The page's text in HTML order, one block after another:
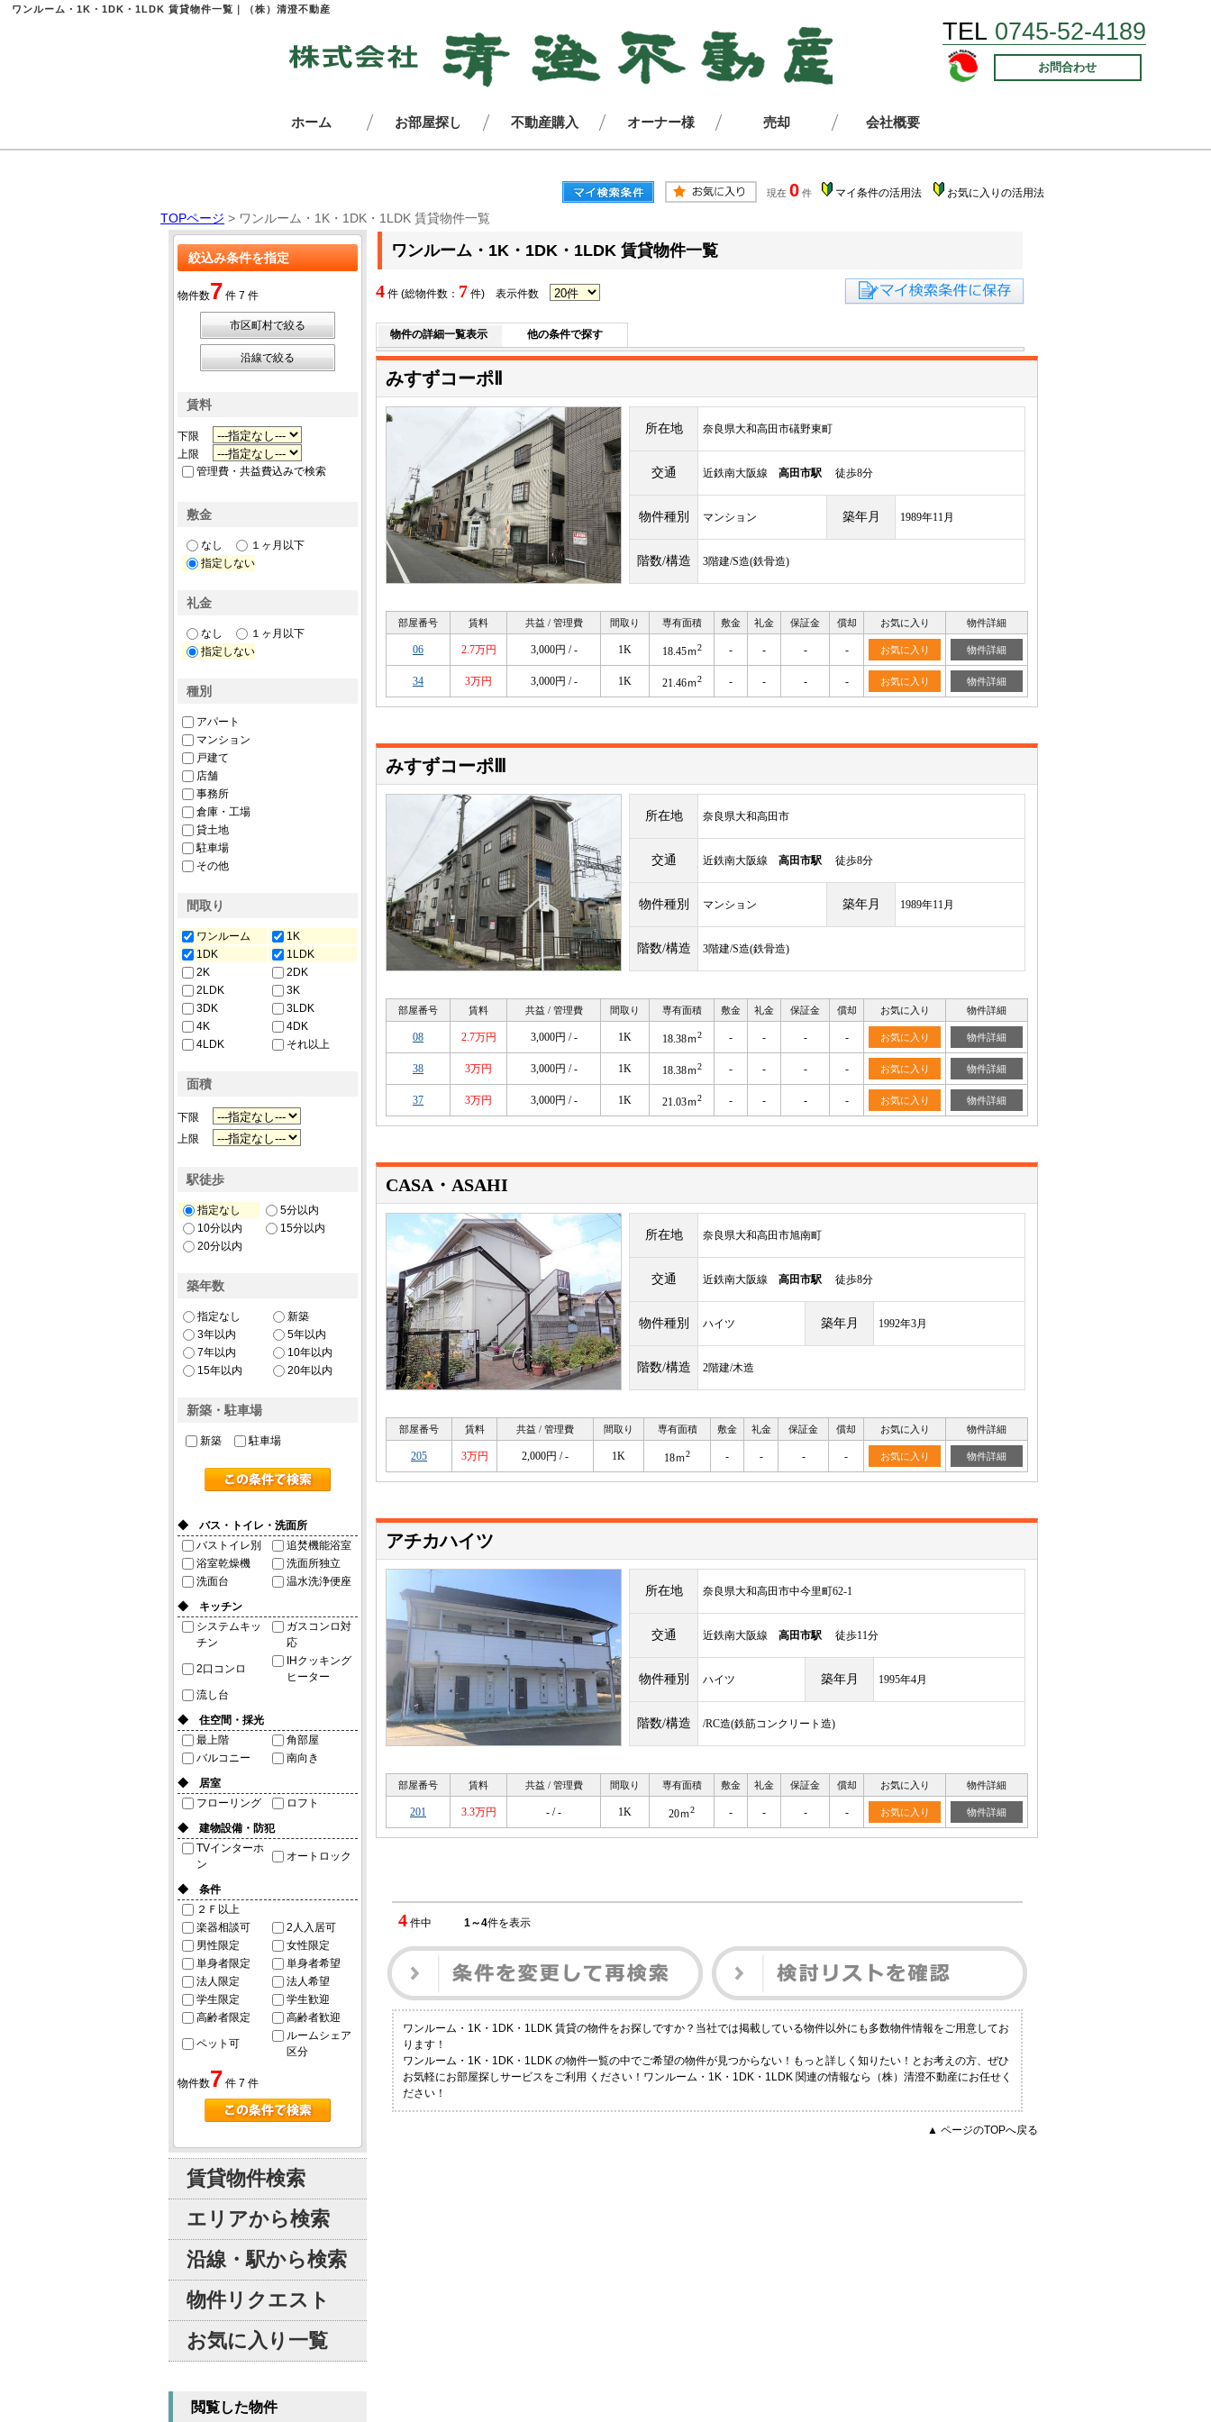
ワンルーム・1K・1DK・1LDK 賃貸物件一覧｜（株）清澄不動産
TEL 0745-52-4189
お問合わせ
ホーム お部屋探し 不動産購入 オーナー様 売却 会社概要
現在 0 件 マイ条件の活用法 お気に入りの活用法
TOPページ > ワンルーム・1K・1DK・1LDK 賃貸物件一覧
ワンルーム・1K・1DK・1LDK 賃貸物件一覧
4 件 (総物件数： 7 件) 表示件数
物件の詳細一覧表示 他の条件で探す
みすずコーポⅡ
所在地 奈良県大和高田市礒野東町
交通 近鉄南大阪線 高田市駅 徒歩8分
物件種別 マンション 築年月 1989年11月
階数/構造 3階建/S造(鉄骨造)
部屋番号 賃料 共益 / 管理費 間取り 専有面積 敷金 礼金 保証金 償却 お気に入り 物件詳細
06 2.7万円 3,000円 / - 1K 18.45ｍ2 - - - - お気に入り 物件詳細
34 3万円 3,000円 / - 1K 21.46ｍ2 - - - - お気に入り 物件詳細
みすずコーポⅢ
所在地 奈良県大和高田市
交通 近鉄南大阪線 高田市駅 徒歩8分
物件種別 マンション 築年月 1989年11月
階数/構造 3階建/S造(鉄骨造)
部屋番号 賃料 共益 / 管理費 間取り 専有面積 敷金 礼金 保証金 償却 お気に入り 物件詳細
08 2.7万円 3,000円 / - 1K 18.38ｍ2 - - - - お気に入り 物件詳細
38 3万円 3,000円 / - 1K 18.38ｍ2 - - - - お気に入り 物件詳細
37 3万円 3,000円 / - 1K 21.03ｍ2 - - - - お気に入り 物件詳細
CASA・ASAHI
所在地 奈良県大和高田市旭南町
交通 近鉄南大阪線 高田市駅 徒歩8分
物件種別 ハイツ 築年月 1992年3月
階数/構造 2階建/木造
部屋番号 賃料 共益 / 管理費 間取り 専有面積 敷金 礼金 保証金 償却 お気に入り 物件詳細
205 3万円 2,000円 / - 1K 18ｍ2 - - - - お気に入り 物件詳細
アチカハイツ
所在地 奈良県大和高田市中今里町62-1
交通 近鉄南大阪線 高田市駅 徒歩11分
物件種別 ハイツ 築年月 1995年4月
階数/構造 /RC造(鉄筋コンクリート造)
部屋番号 賃料 共益 / 管理費 間取り 専有面積 敷金 礼金 保証金 償却 お気に入り 物件詳細
201 3.3万円 - / - 1K 20ｍ2 - - - - お気に入り 物件詳細
4件中 1～4件を表示
ワンルーム・1K・1DK・1LDK 賃貸の物件をお探しですか？当社では掲載している物件以外にも多数物件情報をご用意してお
ります！
ワンルーム・1K・1DK・1LDK の物件一覧の中でご希望の物件が見つからない！もっと詳しく知りたい！とお考えの方、ぜひ
お気軽にお部屋探しサービスをご利用 ください！ワンルーム・1K・1DK・1LDK 関連の情報なら（株）清澄不動産にお任せく
ださい！
▲ ページのTOPへ戻る
絞込み条件を指定
物件数7 件 7 件
市区町村で絞る
沿線で絞る
賃料
下限
上限
管理費・共益費込みで検索
敷金
なし
１ヶ月以下
指定しない
礼金
なし
１ヶ月以下
指定しない
種別
アパート
マンション
戸建て
店舗
事務所
倉庫・工場
貸土地
駐車場
その他
間取り
ワンルーム
1K
1DK
1LDK
2K
2DK
2LDK
3K
3DK
3LDK
4K
4DK
4LDK
それ以上
面積
下限
上限
駅徒歩
指定なし
5分以内
10分以内
15分以内
20分以内
築年数
指定なし
新築
3年以内
5年以内
7年以内
10年以内
15年以内
20年以内
新築・駐車場
新築 駐車場
◆ バス・トイレ・洗面所
バストイレ別
追焚機能浴室
浴室乾燥機
洗面所独立
洗面台
温水洗浄便座
◆ キッチン
システムキッ
チン
ガスコンロ対
応
2口コンロ
IHクッキング
ヒーター
流し台
◆ 住空間・採光
最上階
角部屋
バルコニー
南向き
◆ 居室
フローリング
ロフト
◆ 建物設備・防犯
TVインターホ
ン
オートロック
◆ 条件
２Ｆ以上
楽器相談可
2人入居可
男性限定
女性限定
単身者限定
単身者希望
法人限定
法人希望
学生限定
学生歓迎
高齢者限定
高齢者歓迎
ペット可
ルームシェア
区分
物件数7 件 7 件
賃貸物件検索
エリアから検索
沿線・駅から検索
物件リクエスト
お気に入り一覧
閲覧した物件